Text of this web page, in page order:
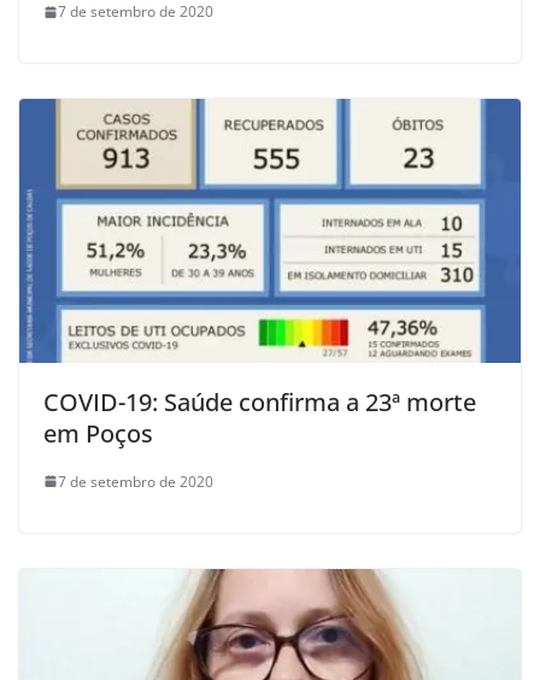
7 de setembro de 2020
COVID-19: Saúde confirma a 23ª morte
em Poços
7 de setembro de 2020